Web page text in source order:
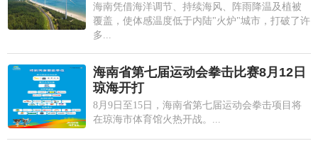
海南凭借海洋调节、持续海风、阵雨降温及植被
覆盖，使体感温度低于内陆"火炉"城市，打破了许
多...
海南省第七届运动会拳击比赛8月12日
琼海开打
8月9日至15日，海南省第七届运动会拳击项目将
在琼海市体育馆火热开战。...